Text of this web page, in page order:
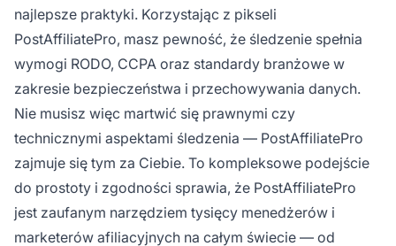
najlepsze praktyki. Korzystając z pikseli
PostAffiliatePro, masz pewność, że śledzenie spełnia
wymogi RODO, CCPA oraz standardy branżowe w
zakresie bezpieczeństwa i przechowywania danych.
Nie musisz więc martwić się prawnymi czy
technicznymi aspektami śledzenia — PostAffiliatePro
zajmuje się tym za Ciebie. To kompleksowe podejście
do prostoty i zgodności sprawia, że PostAffiliatePro
jest zaufanym narzędziem tysięcy menedżerów i
marketerów afiliacyjnych na całym świecie — od